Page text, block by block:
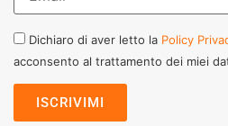
Dichiaro di aver letto la Policy
acconsento al trattamento dei miei